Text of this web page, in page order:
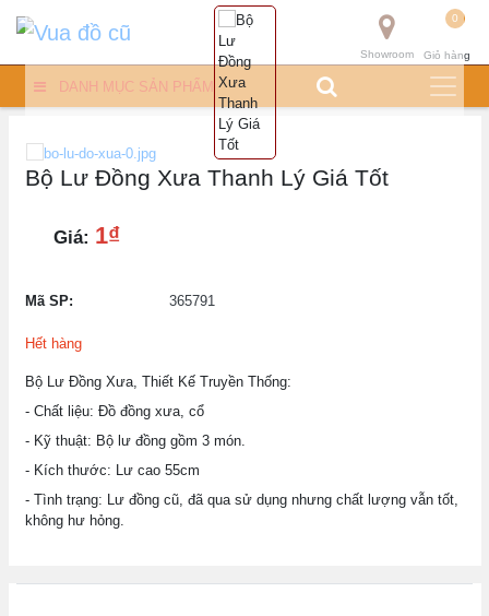
0
Giỏ hàng
Showroom
DANH MỤC SẢN PHẨM
Bộ Lư Đồng Xưa Thanh Lý Giá Tốt
Giá: 1₫
Mã SP: 365791
Hết hàng
Bộ Lư Đồng Xưa, Thiết Kế Truyền Thống:
- Chất liệu: Đồ đồng xưa, cổ
- Kỹ thuật: Bộ lư đồng gồm 3 món.
- Kích thước: Lư cao 55cm
- Tình trạng: Lư đồng cũ, đã qua sử dụng nhưng chất lượng vẫn tốt,
không hư hỏng.